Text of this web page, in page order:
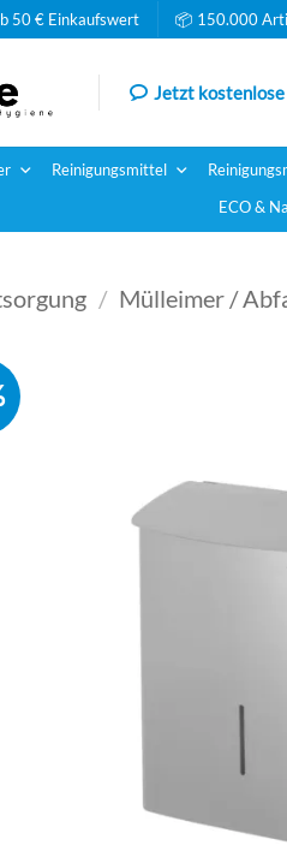
50 € Einkaufswert 📦 150.000
Jetzt
Reinigungsmittel
ECO &
/ Mülleimer /